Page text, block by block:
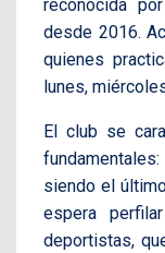
reconocida
desde 2016.
quienes
lunes,
El club se
siendo el
espera
deportistas,